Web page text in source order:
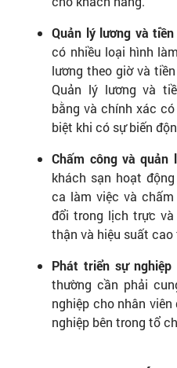
Quản lý lương và
có nhiều loại hình
lương theo giờ và
Quản lý lương và
bằng và chính xác
biệt khi có sự biến
Chấm công và quản
khách sạn hoạt
ca làm việc và
đổi trong lịch trực
thận và hiệu suất cao
Phát triển sự nghiệp
thường cần phải
nghiệp cho nhân
nghiệp bên trong tổ